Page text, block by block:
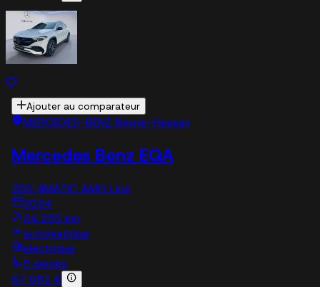
Ajouter au comparateur
MERCEDES-BENZ Beyne-Heusay
Mercedes Benz EQA
350 4MATIC AMG Line
2024
24,255 km
automatique
electrique
5 sieges
67 681 €